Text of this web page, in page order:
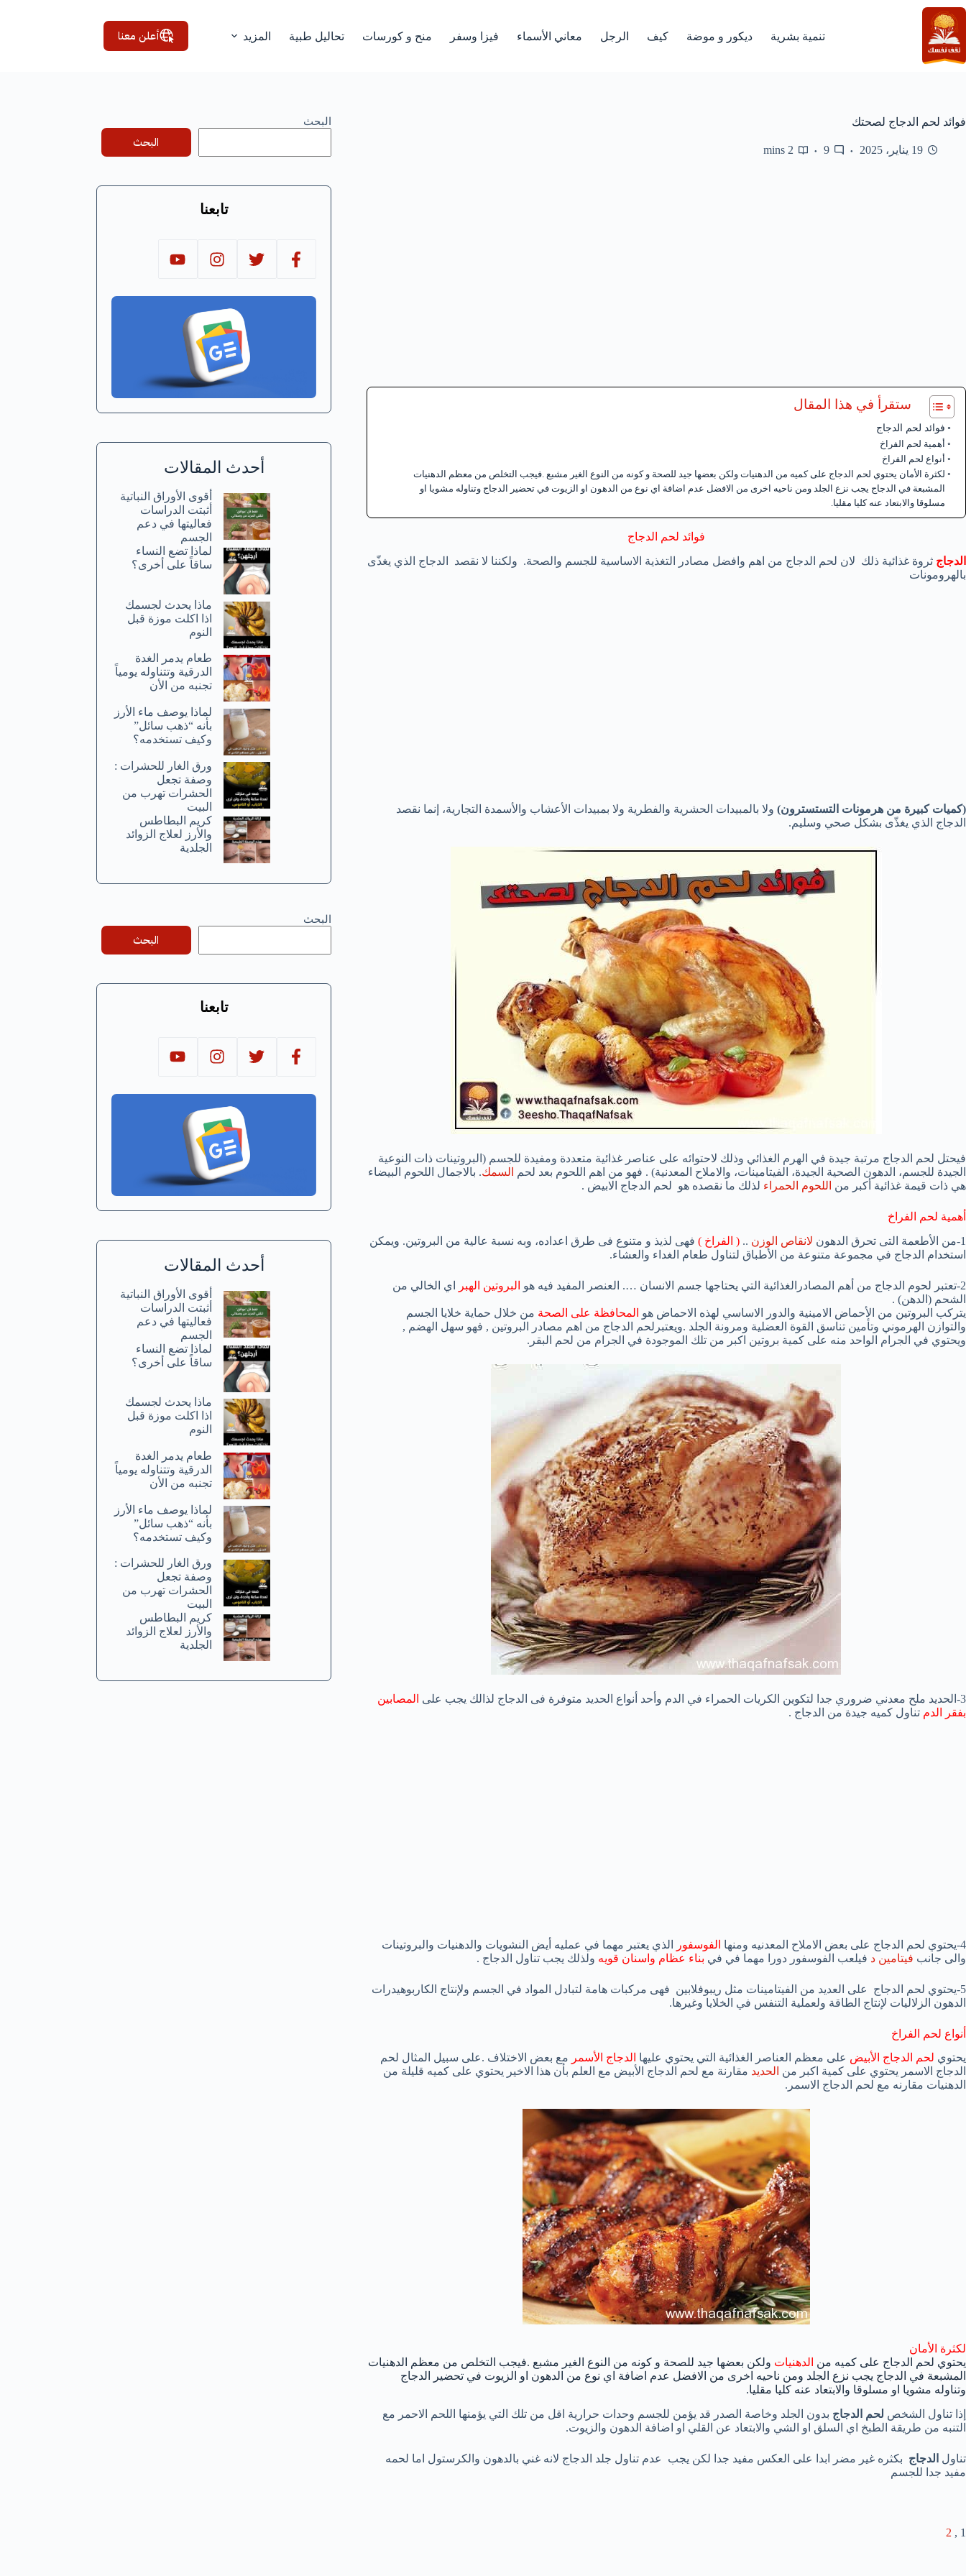
التجاوز
إلى
المحتوى
تنمية بشرية ديكور و موضة كيف الرجل معاني الأسماء فيزا وسفر منح و كورسات تحاليل طبية المزيد أعلن معنا
فوائد لحم الدجاج لصحتك
19 يناير، 2025 9
2 mins
ستقرأ في هذا المقال
فوائد لحم الدجاج
أهمية لحم الفراخ
أنواع لحم الفراخ
لكثرة الأمان يحتوي لحم الدجاج على كميه من الدهنيات ولكن بعضها جيد للصحة و كونه من النوع الغير مشبع .فيجب التخلص من معظم الدهنيات
المشبعة في الدجاج يجب نزع الجلد ومن ناحيه اخرى من الافضل عدم اضافة اي نوع من الدهون او الزيوت في تحضير الدجاج وتناوله مشويا او
مسلوقا والابتعاد عنه كليا مقليا.
فوائد لحم الدجاج
الدجاج ثروة غذائية ذلك لان لحم الدجاج من اهم وافضل مصادر التغذية الاساسية للجسم والصحة. ولكننا لا نقصد الدجاج الذي يغذّى
بالهرومونات
(كميات كبيرة من هرمونات التستسترون) ولا بالمبيدات الحشرية والفطرية ولا بمبيدات الأعشاب والأسمدة التجارية، إنما نقصد
الدجاج الذي يغذّى بشكل صحي وسليم.
فيحتل لحم الدجاج مرتبة جيدة في الهرم الغذائي وذلك لاحتوائه على عناصر غذائية متعددة ومفيدة للجسم (البروتينات ذات النوعية
الجيدة للجسم، الدهون الصحية الجيدة، الفيتامينات، والاملاح المعدنية) . فهو من اهم اللحوم بعد لحم
السمك. بالاجمال اللحوم البيضاء
هي ذات قيمة غذائية أكبر من اللحوم الحمراء لذلك ما نقصده هو لحم الدجاج الابيض .
أهمية لحم الفراخ
1-من الأطعمة التى تحرق الدهون
لانقاص الوزن .. ( الفراخ ) فهى لذيذ و متنوع فى طرق اعداده، وبه نسبة عالية من البروتين. ويمكن
استخدام الدجاج في مجموعة متنوعة من الأطباق لتناول طعام الغداء والعشاء.
2-تعتبر لحوم الدجاج من أهم المصادرالغذائية التي يحتاجها جسم الانسان …. العنصر المفيد فيه هو البروتين الهبر
اي الخالي من
الشحم (الدهن) .
يتركب البروتين من الأحماض الامينية والدور الاساسي لهذه الاحماض هو المحافظة على الصحة من خلال حماية خلايا الجسم
والتوازن الهرموني وتأمين تناسق القوة العضلية ومرونة الجلد .ويعتبرلحم الدجاج من اهم مصادر البروتين , فهو سهل الهضم ,
ويحتوي في الجرام الواحد منه على كمية بروتين اكبر من تلك الموجودة في الجرام من لحم البقر.
3-الحديد ملح معدني ضروري جدا لتكوين الكريات الحمراء في الدم وأحد أنواع الحديد متوفرة فى الدجاج لذالك يجب على
المصابين
بفقر الدم تناول كميه جيدة من الدجاج .
4-يحتوي لحم الدجاج على بعض الاملاح المعدنيه ومنها الفوسفور
الذي يعتبر مهما في عمليه أيض النشويات والدهنيات والبروتينات
والى جانب فيتامين د فيلعب الفوسفور دورا مهما في في بناء عظام واسنان قويه ولذلك يجب تناول الدجاج .
5-يحتوي لحم الدجاج على العديد من الفيتامينات مثل ريبوفلابين فهى مركبات هامة لتبادل المواد في الجسم ولإنتاج الكاربوهيدرات
الدهون الزلاليات لإنتاج الطاقة ولعملية التنفس في الخلايا وغيرها.
أنواع لحم الفراخ
يحتوي لحم الدجاج الأبيض على معظم العناصر الغذائية التي يحتوي عليها الدجاج الأسمر مع بعض الاختلاف .على سبيل المثال لحم
الدجاج الاسمر يحتوي على كمية اكبر من الحديد مقارنة مع لحم الدجاج الأبيض مع العلم بأن هذا الاخير يحتوي على كميه قليلة من
الدهنيات مقارنه مع لحم الدجاج الاسمر.
لكثرة الأمان
يحتوي لحم الدجاج على كميه من الدهنيات ولكن بعضها جيد للصحة و كونه من النوع الغير مشبع .فيجب التخلص من معظم الدهنيات
المشبعة في الدجاج يجب نزع الجلد ومن ناحيه اخرى من الافضل عدم اضافة اي نوع من الدهون او الزيوت في تحضير الدجاج
وتناوله مشويا او مسلوقا والابتعاد عنه كليا مقليا.
إذا تناول الشخص لحم الدجاج بدون الجلد وخاصة الصدر قد يؤمن للجسم وحدات حرارية اقل من تلك التي يؤمنها اللحم الاحمر مع
التنبه من طريقة الطبخ اي السلق او الشي والابتعاد عن القلي او اضافة الدهون والزيوت.
تناول الدجاج بكثره غير مضر ابدا على العكس مفيد جدا لكن يجب عدم تناول جلد الدجاج لانه غني بالدهون والكرستول اما لحمه
مفيد جدا للجسم
1 ,
2
البحث
البحث
تابعنا
أحدث المقالات
أقوى الأوراق النباتية
أثبتت الدراسات
فعاليتها في دعم
الجسم
لماذا تضع النساء
ساقاً على أخرى؟
ماذا يحدث لجسمك
اذا اكلت موزة قبل
النوم
طعام يدمر الغدة
الدرقية وتتناوله يومياً
تجنبه من الأن
لماذا يوصف ماء الأرز
بأنه “ذهب سائل”
وكيف تستخدمه؟
ورق الغار للحشرات :
وصفة تجعل
الحشرات تهرب من
البيت
كريم البطاطس
والأرز لعلاج الزوائد
الجلدية
البحث
البحث
تابعنا
أحدث المقالات
أقوى الأوراق النباتية
أثبتت الدراسات
فعاليتها في دعم
الجسم
لماذا تضع النساء
ساقاً على أخرى؟
ماذا يحدث لجسمك
اذا اكلت موزة قبل
النوم
طعام يدمر الغدة
الدرقية وتتناوله يومياً
تجنبه من الأن
لماذا يوصف ماء الأرز
بأنه “ذهب سائل”
وكيف تستخدمه؟
ورق الغار للحشرات :
وصفة تجعل
الحشرات تهرب من
البيت
كريم البطاطس
والأرز لعلاج الزوائد
الجلدية